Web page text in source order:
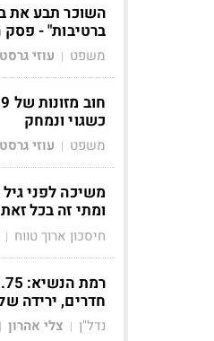
השוכר תבע את
ברטיבות" - פסק
משפט | עוזי
כשגוי ונמחק
משפט | עוזי
משיכה לפני
ומתי זה בכל זאת
חיסכון ארוך טווח |
חדרים, ירידה של
נדל"ן | צלי אהרון |